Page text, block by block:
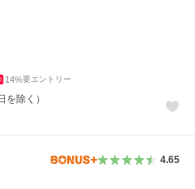
14%要エントリー
除く）
4.65